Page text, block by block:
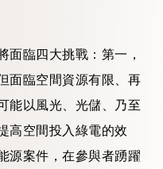
面臨四大挑戰：第一，
面臨空間資源有限、再
能以風光、光儲、乃至
高空間投入綠電的效
源案件，在參與者踴躍